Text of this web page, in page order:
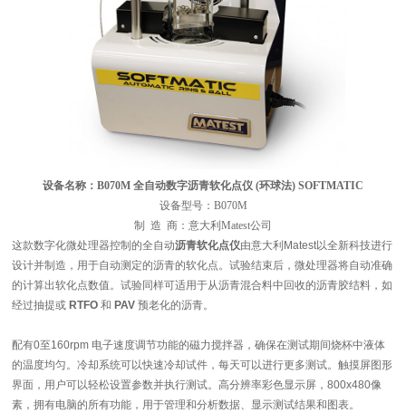
设备名称：B070M 全自动数字沥青软化点仪 (环球法) SOFTMATIC
设备型号：B070M
制 造 商：意大利Matest公司
这款数字化微处理器控制的全自动沥青软化点仪由意大利Matest以全新科技进行
设计并制造，用于自动测定的沥青的软化点。试验结束后，微处理器将自动准确
的计算出软化点数值。试验同样可适用于从沥青混合料中回收的沥青胶结料，如
经过抽提或RTFO 和PAV 预老化的沥青。
配有0至160rpm 电子速度调节功能的磁力搅拌器，确保在测试期间烧杯中液体
的温度均匀。冷却系统可以快速冷却试件，每天可以进行更多测试。触摸屏图形
界面，用户可以轻松设置参数并执行测试。高分辨率彩色显示屏，800x480像
素，拥有电脑的所有功能，用于管理和分析数据、显示测试结果和图表。